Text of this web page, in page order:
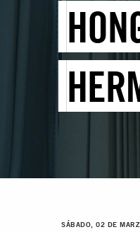
SÁBADO, 02 DE